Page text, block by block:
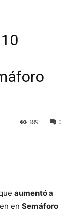
0
689
aumentó a
en Semáforo